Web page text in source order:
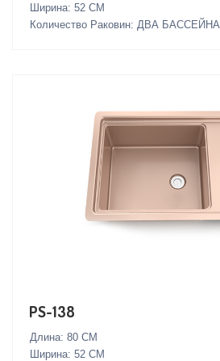
Ширина: 52 СМ
Количество Раковин: ДВА БАССЕЙНА
PS-138
Длина: 80 СМ
Ширина: 52 СМ